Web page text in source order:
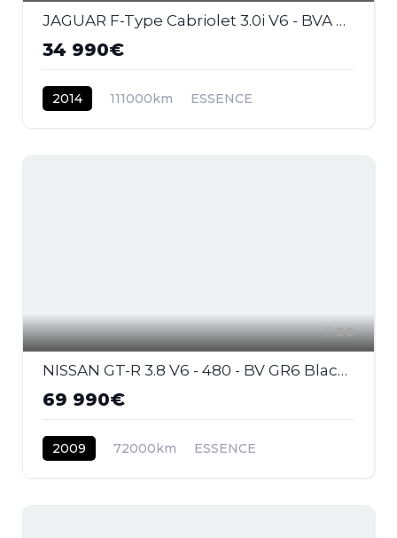
JAGUAR F-Type Cabriolet 3.0i V6 - BVA Quickshift - Stop/Start . PHASE 1
34 990€
2014 111000km ESSENCE
30
NISSAN GT-R 3.8 V6 - 480 - BV GR6 Black Edition
69 990€
2009 72000km ESSENCE